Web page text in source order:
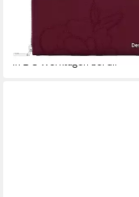
Geldbörse Fiona Wallet
-31%
in 2-3 Werktagen bei dir